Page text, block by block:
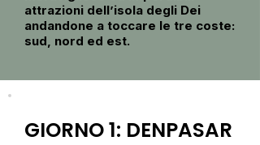
attrazioni dell’isola degli Dei
andandone a toccare le tre coste:
sud, nord ed est.
GIORNO 1: DENPASAR